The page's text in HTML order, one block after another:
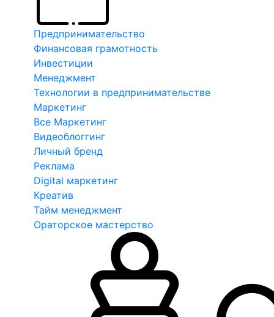
Предпринимательство
Финансовая грамотность
Инвестиции
Менеджмент
Технологии в предпринимательстве
Маркетинг
Все Маркетинг
Видеоблоггинг
Личный бренд
Реклама
Digital маркетинг
Креатив
Тайм менеджмент
Ораторское мастерство